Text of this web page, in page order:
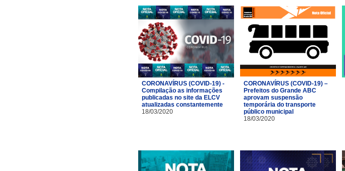
CORONAVÍRUS (COVID-19) -
Compilação as informações
publicadas no site da ELCV
atualizadas constantemente
18/03/2020
CORONAVÍRUS (COVID-19) –
Prefeitos do Grande ABC
aprovam suspensão
temporária do transporte
público municipal
18/03/2020